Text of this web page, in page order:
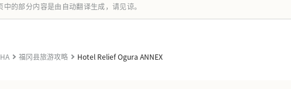
中的部分内容是由自动翻译生成，请见谅。
福冈县旅游攻略 Hotel Relief Ogura ANNEX